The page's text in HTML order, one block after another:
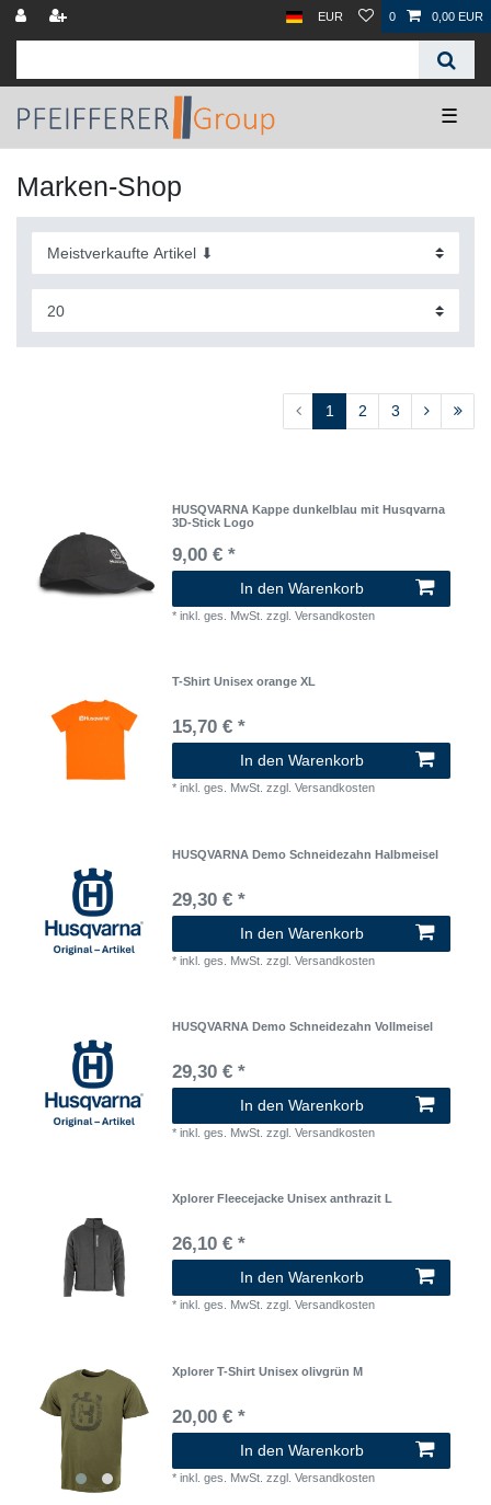
EUR 0 0,00 EUR
☰
Marken-Shop
1 2 3
HUSQVARNA Kappe dunkelblau mit Husqvarna
3D-Stick Logo
9,00 € *
In den Warenkorb
*inkl. ges. MwSt. zzgl.Versandkosten
T-Shirt Unisex orange XL
15,70 € *
In den Warenkorb
*inkl. ges. MwSt. zzgl.Versandkosten
HUSQVARNA Demo Schneidezahn Halbmeisel
29,30 € *
In den Warenkorb
*inkl. ges. MwSt. zzgl.Versandkosten
HUSQVARNA Demo Schneidezahn Vollmeisel
29,30 € *
In den Warenkorb
*inkl. ges. MwSt. zzgl.Versandkosten
Xplorer Fleecejacke Unisex anthrazit L
26,10 € *
In den Warenkorb
*inkl. ges. MwSt. zzgl.Versandkosten
Xplorer T-Shirt Unisex olivgrün M
20,00 € *
In den Warenkorb
*inkl. ges. MwSt. zzgl.Versandkosten